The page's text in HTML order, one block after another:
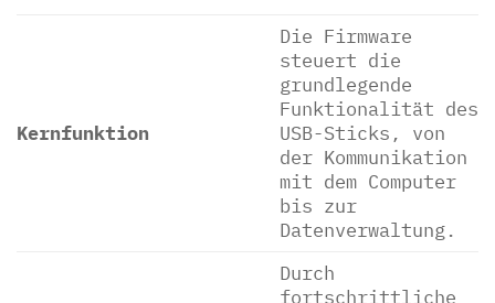
Kernfunktion
Die Firmware
steuert die
grundlegende
Funktionalität des
USB-Sticks, von
der Kommunikation
mit dem Computer
bis zur
Datenverwaltung.
Durch
fortschrittliche